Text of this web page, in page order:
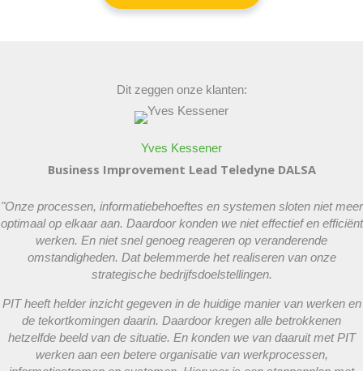
Dit zeggen onze klanten:
Yves Kessener
Business Improvement Lead Teledyne DALSA
"Onze processen, informatiebehoeftes en systemen sloten niet meer
optimaal op elkaar aan. Daardoor konden we niet effectief en efficiënt
werken. En niet snel genoeg reageren op veranderende
omstandigheden. Dat belemmerde het realiseren van onze
strategische bedrijfsdoelstellingen.
PIT heeft helder inzicht gegeven in de huidige manier van werken en
de tekortkomingen daarin. Daardoor kregen alle betrokkenen
hetzelfde beeld van de situatie. En konden we van daaruit met PIT
werken aan een betere organisatie van werkprocessen,